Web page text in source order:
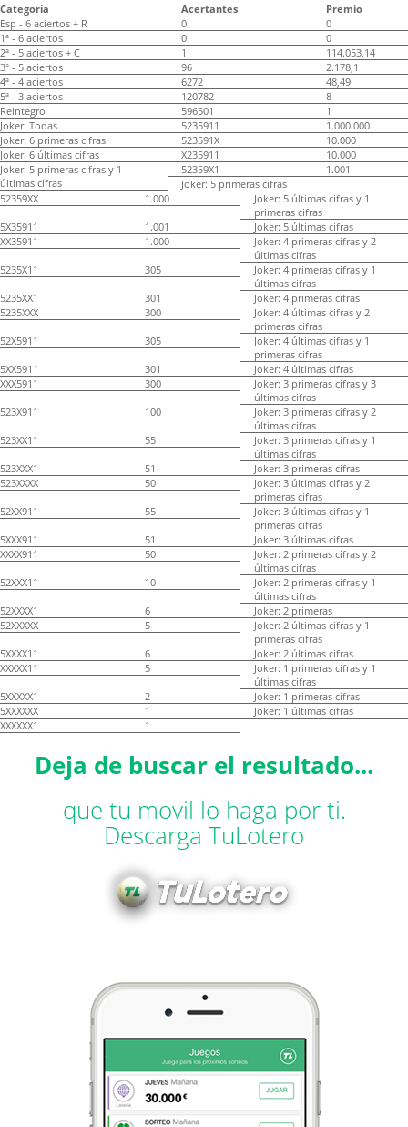
Categoría Acertantes
Premio
Esp - 6 aciertos + R
0
0
1ª - 6 aciertos
0
0
2ª - 5 aciertos + C
1
114.053,14
3ª - 5 aciertos
96
2.178,1
4ª - 4 aciertos
6272
48,49
5ª - 3 aciertos
120782
8
Reintegro
596501
1
Joker: Todas
5235911
1.000.000
Joker: 6 primeras cifras
523591X
10.000
Joker: 6 últimas cifras
X235911
10.000
Joker: 5 primeras cifras y 1
últimas cifras
52359X1
1.001
Joker: 5 primeras cifras
52359XX
1.000
Joker: 5 últimas cifras y 1
primeras cifras
5X35911
1.001
Joker: 5 últimas cifras
XX35911
1.000
Joker: 4 primeras cifras y 2
últimas cifras
5235X11
305
Joker: 4 primeras cifras y 1
últimas cifras
5235XX1
301
Joker: 4 primeras cifras
5235XXX
300
Joker: 4 últimas cifras y 2
primeras cifras
52X5911
305
Joker: 4 últimas cifras y 1
primeras cifras
5XX5911
301
Joker: 4 últimas cifras
XXX5911
300
Joker: 3 primeras cifras y 3
últimas cifras
523X911
100
Joker: 3 primeras cifras y 2
últimas cifras
523XX11
55
Joker: 3 primeras cifras y 1
últimas cifras
523XXX1
51
Joker: 3 primeras cifras
523XXXX
50
Joker: 3 últimas cifras y 2
primeras cifras
52XX911
55
Joker: 3 últimas cifras y 1
primeras cifras
5XXX911
51
Joker: 3 últimas cifras
XXXX911
50
Joker: 2 primeras cifras y 2
últimas cifras
52XXX11
10
Joker: 2 primeras cifras y 1
últimas cifras
52XXXX1
6
Joker: 2 primeras
52XXXXX
5
Joker: 2 últimas cifras y 1
primeras cifras
5XXXX11
6
Joker: 2 últimas cifras
XXXXX11
5
Joker: 1 primeras cifras y 1
últimas cifras
5XXXXX1
2
Joker: 1 primeras cifras
5XXXXXX
1
Joker: 1 últimas cifras
XXXXXX1
1
Deja de buscar el resultado...
que tu movil lo haga por ti.
Descarga TuLotero